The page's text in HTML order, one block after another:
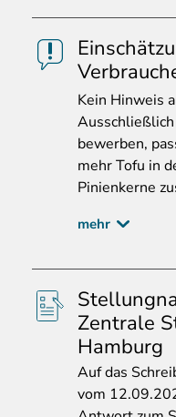
Kein Hinweis
bewerben,
mehr Tofu in
Pinienkerne
mehr
Zentrale
Hamburg
Aufdas
vom